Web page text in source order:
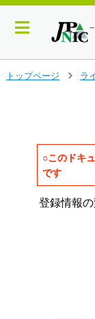
トップページ
ラ
○このドキ
です
登録情報